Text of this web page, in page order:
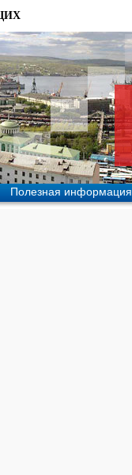
Полезная информация